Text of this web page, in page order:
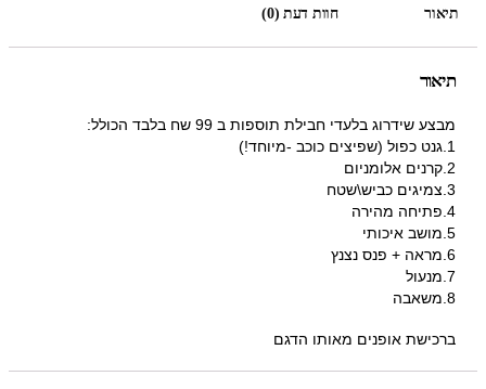
תיאור חוות דעת (0)
תיאור
מבצע שידרוג בלעדי חבילת תוספות ב 99 שח בלבד הכולל:
1.גנט כפול (שפיצים כוכב -מיוחד!)
2.קרנים אלומניום
3.צמיגים כביש\שטח
4.פתיחה מהירה
5.מושב איכותי
6.מראה + פנס נצנץ
7.מנעול
8.משאבה
ברכישת אופנים מאותו הדגם